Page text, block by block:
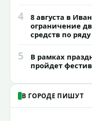
4
8 августа в
ограничение
средств по
5
В рамках
пройдет
В ГОРОДЕ ПИШУТ